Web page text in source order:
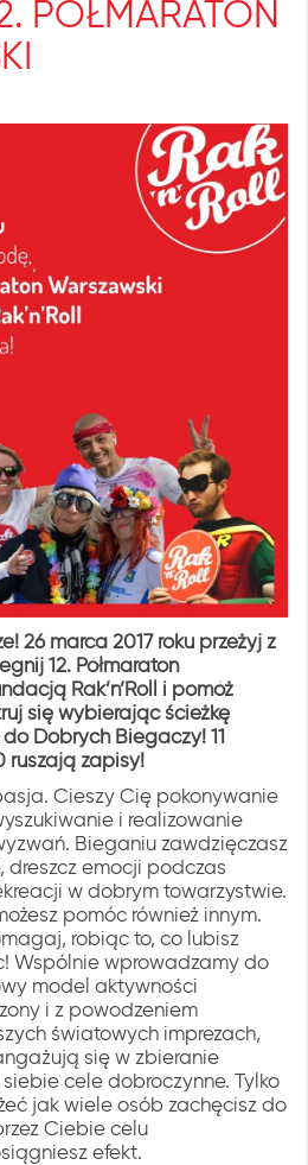
PÓŁMARATON
26 marca 2017 roku przeżyj z
12. Półmaraton
Rak’n’Roll i pomóż
się wybierając ścieżkę
Dobrych Biegaczy! 11
ruszają zapisy!
Cieszy Cię pokonywanie
i realizowanie
Bieganiu zawdzięczasz
dreszcz emocji podczas
w dobrym towarzystwie.
pomóc również innym.
robiąc to, co lubisz
Wspólnie wprowadzamy do
model aktywności
i z powodzeniem
światowych imprezach,
się w zbieranie
cele dobroczynne. Tylko
jak wiele osób zachęcisz do
Ciebie celu
efekt.